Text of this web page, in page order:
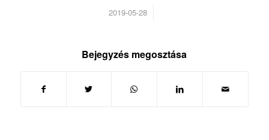
2019-05-28
/
Bejegyzés megosztása